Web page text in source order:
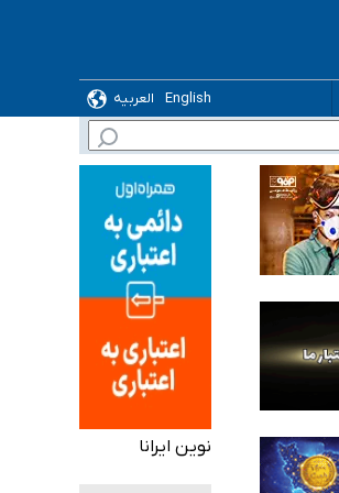
English
العربیه
نوین ایرانا